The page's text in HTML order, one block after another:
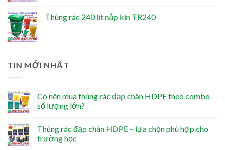
Thùng rác 240 lít nắp kín TR240
TIN MỚI NHẤT
Có nên mua thùng rác đạp chân HDPE theo combo
số lượng lớn?
Thùng rác đạp chân HDPE – lựa chọn phù hợp cho
trường học